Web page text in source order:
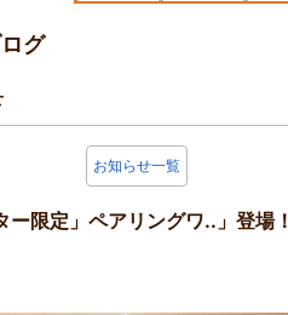
グ
お知らせ一覧
ー限定」ペアリングワ..」登場！